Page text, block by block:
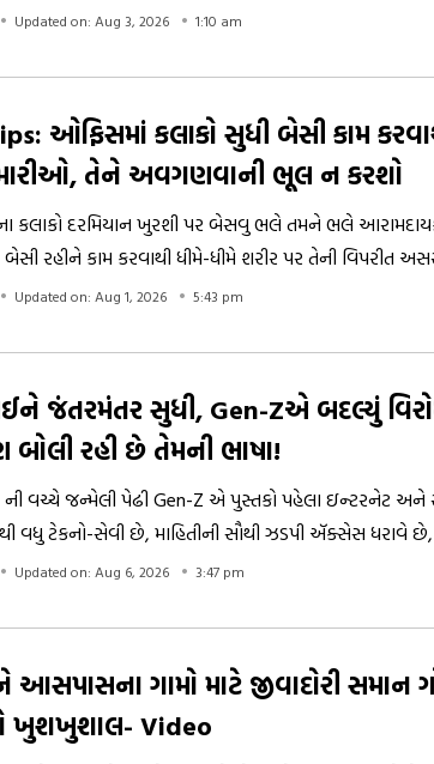
છે તો વિશાળકાળ ગજરાજ પણ નમન કરે છે. જુઓ વીડિયો
Updated on: Aug 3, 2026 1:10 am
ઓફિસમાં કલાકો સુધી બેસી કામ
તેને અવગણવાની ભૂલ ન કરશો
કલાકો દરમિયાન ખુરશી પર બેસવુ ભલે તમને ભલે
રહીને કામ કરવાથી ધીમે-ધીમે શરીર પર તેની વિપરીત
ખુરશી પર બેસી રહેવાથી શરીરને ક્યાં ક્યાં નુકસાનનો
Updated on: Aug 1, 2026 5:43 pm
જંતરમંતર સુધી, Gen-Zએ બદલ્યું
બોલી રહી છે તેમની ભાષા!
ની વચ્ચે જન્મેલી પેઢી Gen-Z એ પુસ્તકો પહેલા ઇન્ટરનેટ અને
વધુ ટેકનો-સેવી છે, માહિતીની સૌથી ઝડપી ઍક્સેસ ધરાવે
માટે જાણીતી છે. છતાં, આજે Gen-Z જે ડિજિટલ
સૌથી મહત્વપૂર્ણ પ્રશ્ન ફક્ત યુવાનો શું વિચારી રહ્યા છે તે
છે અને બોલી રહ્યા છે તે પણ છે.
Updated on: Aug 6, 2026 3:47 pm
આસપાસના ગામો માટે જીવાદોરી
ખુશખુશાલ- Video